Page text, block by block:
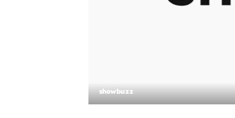
showbuzz